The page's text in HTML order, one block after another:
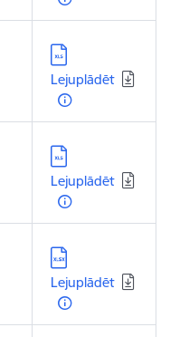
Lejupielādēt:
Lejuplādēt
Lejupielādēt:
Lejuplādēt
Lejupielādēt:
Lejuplādēt